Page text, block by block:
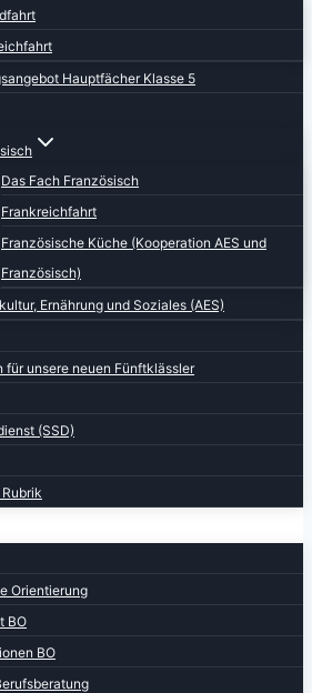
Hauptfächer Klasse 5
Das Fach Französisch
Frankreichfahrt
Französische Küche (Kooperation AES und
Französisch)
Ernährung und Soziales (AES)
für unsere neuen Fünftklässler
(SSD)
Orientierung
BO
BO